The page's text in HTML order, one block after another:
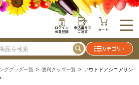
ログイン
会員登録
申込番号で
ご注文 カート
カテゴリ
ググッズ一覧 > 便利グッズ一覧 > アウトドアシニアサン